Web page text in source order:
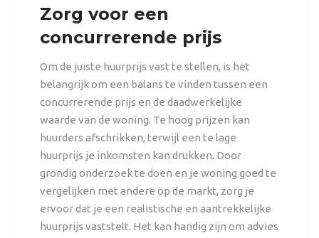
Zorg voor een
concurrerende prijs
Om de juiste huurprijs vast te stellen, is het
belangrijk om een balans te vinden tussen een
concurrerende prijs en de daadwerkelijke
waarde van de woning. Te hoog prijzen kan
huurders afschrikken, terwijl een te lage
huurprijs je inkomsten kan drukken. Door
grondig onderzoek te doen en je woning goed te
vergelijken met andere op de markt, zorg je
ervoor dat je een realistische en aantrekkelijke
huurprijs vaststelt. Het kan handig zijn om advies